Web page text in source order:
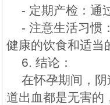
- 定期产检：通
- 注意生活习惯
健康的饮食和适当
6. 结论：
在怀孕期间，
道出血都是无害的